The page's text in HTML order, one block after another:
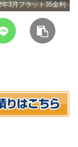
3月フラット35金利